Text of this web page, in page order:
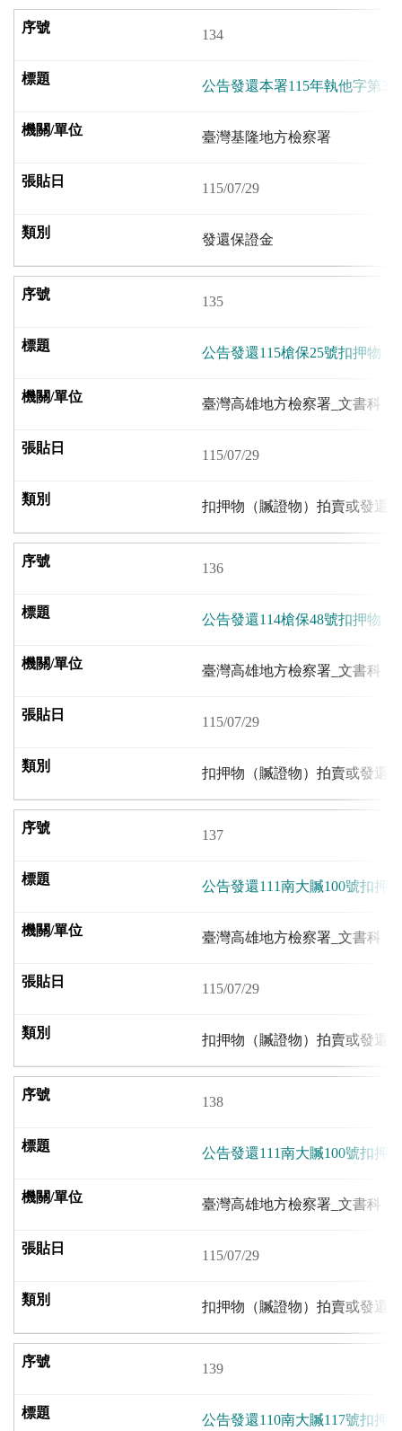
134
公告發還本署115年執他字第
臺灣基隆地方檢察署
115/07/29
發還保證金
135
公告發還115槍保25號扣押物
臺灣高雄地方檢察署_文書科
115/07/29
扣押物（贓證物）拍賣或發還
136
公告發還114槍保48號扣押物
臺灣高雄地方檢察署_文書科
115/07/29
扣押物（贓證物）拍賣或發還
137
公告發還111南大贓100號扣押
臺灣高雄地方檢察署_文書科
115/07/29
扣押物（贓證物）拍賣或發還
138
公告發還111南大贓100號扣押
臺灣高雄地方檢察署_文書科
115/07/29
扣押物（贓證物）拍賣或發還
139
公告發還110南大贓117號扣押